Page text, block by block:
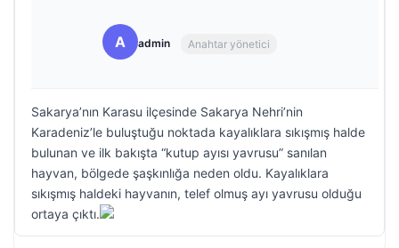
A admin Anahtar yönetici
Sakarya’nın Karasu ilçesinde Sakarya Nehri’nin
Karadeniz’le buluştuğu noktada kayalıklara sıkışmış halde
bulunan ve ilk bakışta “kutup ayısı yavrusu” sanılan
hayvan, bölgede şaşkınlığa neden oldu. Kayalıklara
sıkışmış haldeki hayvanın, telef olmuş ayı yavrusu olduğu
ortaya çıktı.